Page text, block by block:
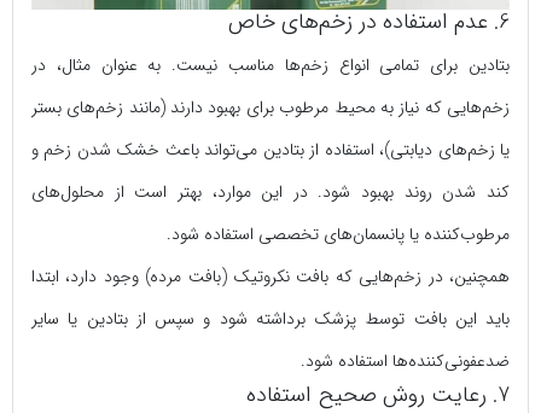
6. عدم استفاده در زخم‌های خاص
بتادین برای تمامی انواع زخم‌ها مناسب نیست. به عنوان مثال، در
زخم‌هایی که نیاز به محیط مرطوب برای بهبود دارند (مانند زخم‌های بستر
یا زخم‌های دیابتی)، استفاده از بتادین می‌تواند باعث خشک شدن زخم و
کند شدن روند بهبود شود. در این موارد، بهتر است از محلول‌های
مرطوب‌کننده یا پانسمان‌های تخصصی استفاده شود.
همچنین، در زخم‌هایی که بافت نکروتیک (بافت مرده) وجود دارد، ابتدا
باید این بافت توسط پزشک برداشته شود و سپس از بتادین یا سایر
ضدعفونی‌کننده‌ها استفاده شود.
7. رعایت روش صحیح استفاده